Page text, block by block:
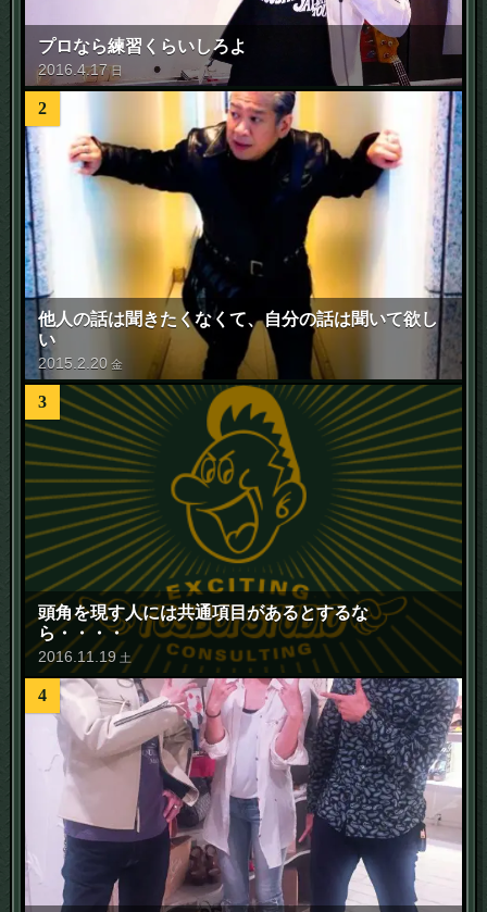
プロなら練習くらいしろよ
2016 .4.17 日
2
他人の話は聞きたくなくて、自分の話は聞いて欲し
い
2015 2 20 金
3
頭角を現す人には共通項目があるとするな
ら・・・・
2016 11 19 土
4